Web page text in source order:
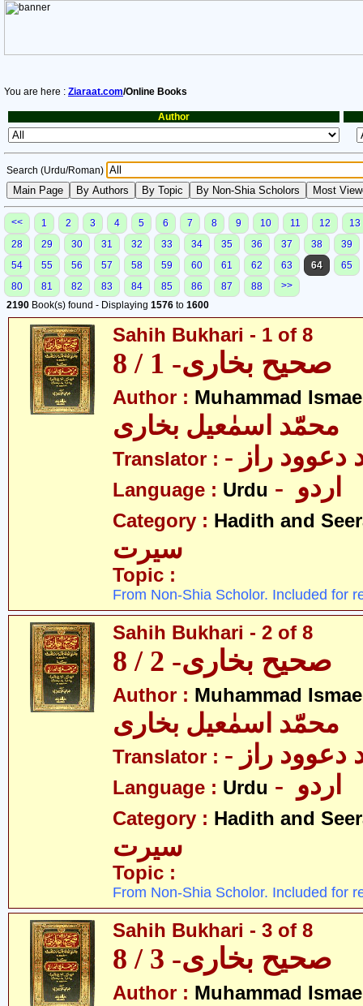
You are here : Ziaraat.com/Online Books
Author
Search (Urdu/Roman)
<< 1 2 3 4 5 6 7 8 9 10 11 12
13
28
29 30 31 32 33 34 35 36 37 38
39
54
55 56 57 58 59 60 61 62 63 64
65
80
81 82 83 84 85 86 87 88
>>
2190 Book(s) found - Displaying 1576 to 1600
Sahih Bukhari - 1 of 8
صحیح بخاری- 1 / 8
Author : Muhammad
محمّد اسمٰعیل بخاری
Translator : دعوود راز
Language : Urdu
Category : Hadith and
سیرت
Topic :
From Non-Shia Scholor. Included for
Sahih Bukhari - 2 of 8
صحیح بخاری- 2 / 8
Author : Muhammad
محمّد اسمٰعیل بخاری
Translator : دعوود راز
Language : Urdu
Category : Hadith and
سیرت
Topic :
From Non-Shia Scholor. Included for
Sahih Bukhari - 3 of 8
صحیح بخاری- 3 / 8
Author : Muhammad